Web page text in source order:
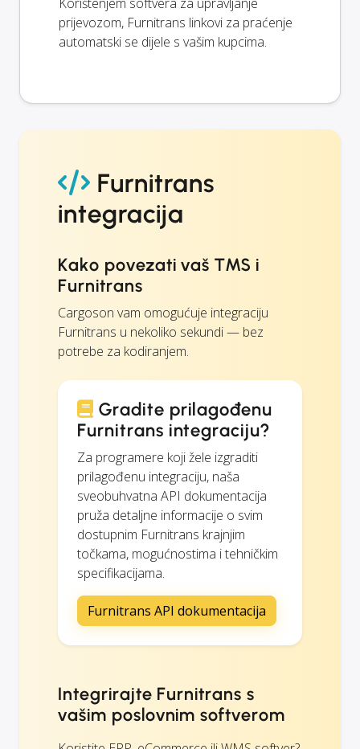
prijevozom, Furnitrans linkovi za praćenje
automatski se dijele s vašim kupcima.
Furnitrans
integracija
Kako povezati vaš TMS i
Furnitrans
Cargoson vam omogućuje integraciju
Furnitrans u nekoliko sekundi — bez
potrebe za kodiranjem.
Gradite prilagođenu
Furnitrans integraciju?
Za programere koji žele izgraditi
prilagođenu integraciju, naša
sveobuhvatna API dokumentacija
pruža detaljne informacije o svim
dostupnim Furnitrans krajnjim
točkama, mogućnostima i tehničkim
specifikacijama.
Furnitrans API dokumentacija
Integrirajte Furnitrans s
vašim poslovnim softverom